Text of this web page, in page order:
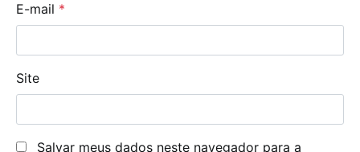
E-mail *
Site
Salvar meus dados neste navegador para a